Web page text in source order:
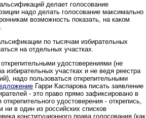
делает голосование
надо делать голосование максимально
возможность показать, на каком
по тысячам избирательных
на отдельных участках.
удостоверениями (не
избирательных участках и не ведя реестра
надо пользоваться открепительными
Гарри Каспарова писать заявление
- это право прямо зафиксировано в
удостоверения - открепись,
в один из российских списков
конституционного права голосования (как